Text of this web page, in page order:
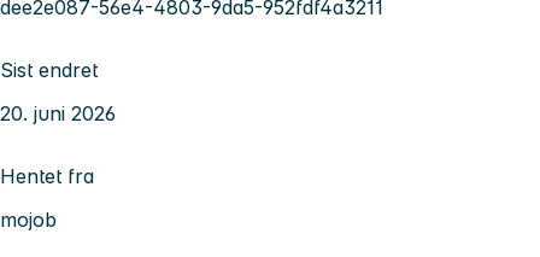
dee2e087-56e4-4803-9da5-952fdf4a3211
Sist endret
20. juni 2026
Hentet fra
mojob